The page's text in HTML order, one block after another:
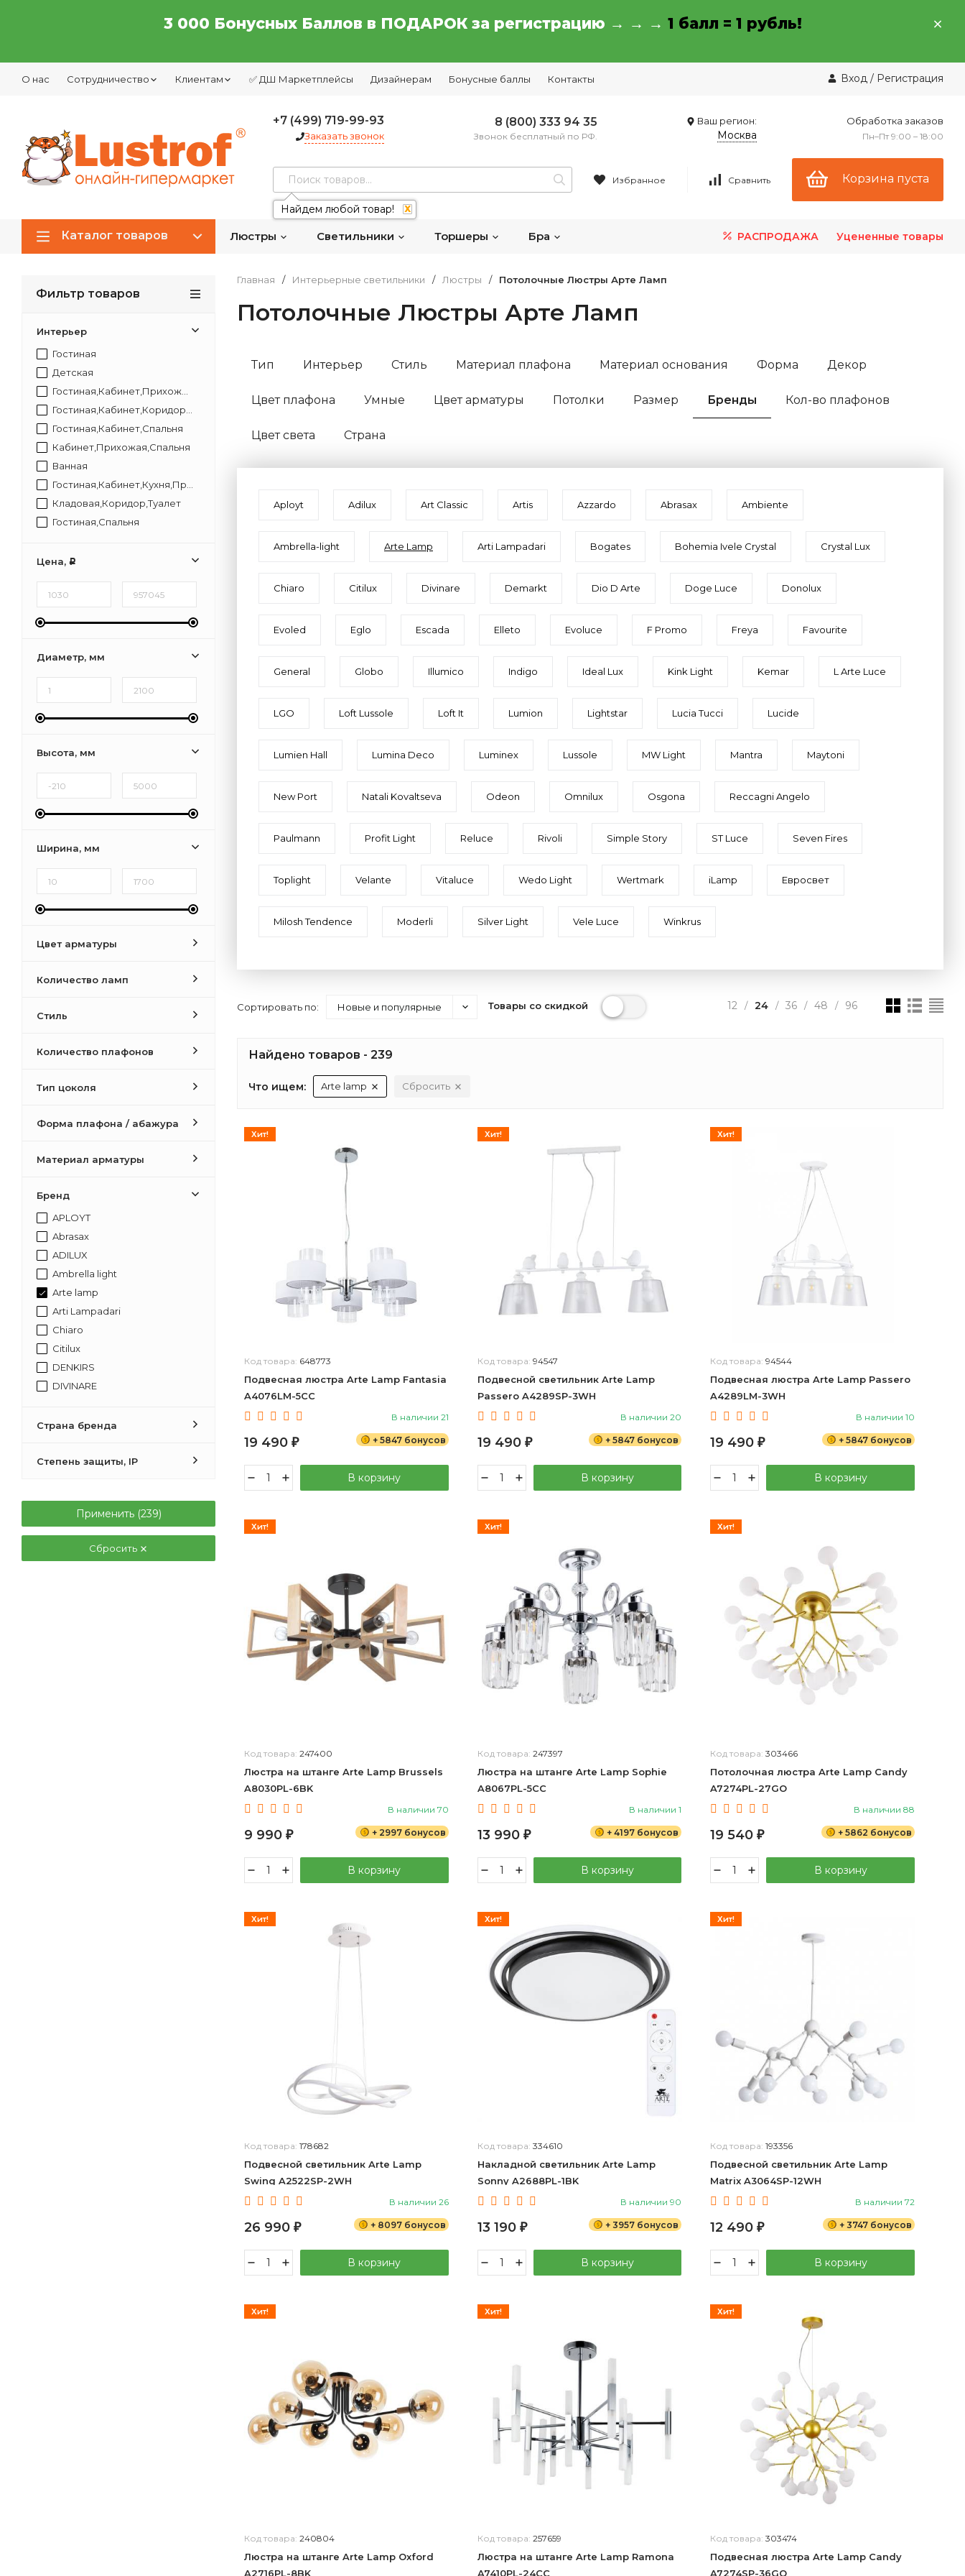
3 000 Бонусных Баллов в ПОДАРОК за регистрацию → → → 1 балл = 1 рубль!
О нас Сотрудничество Клиентам ✅ ДШ Маркетплейсы Дизайнерам Бонусные баллы Контакты Вход / Регистрация
+7 (499) 719-99-93
Заказать звонок
8 (800) 333 94 35
Звонок бесплатный по РФ.
Ваш регион:
Москва
Обработка заказов
Пн–Пт 9:00 – 18:00
Найдем любой товар! X
Избранное Сравнить Корзина пуста
Каталог товаров Люстры Светильники Торшеры Бра РАСПРОДАЖА Уцененные товары
Фильтр товаров
Интерьер
Гостиная
Детская
Гостиная,Кабинет,Прихожая,Спальня
Гостиная,Кабинет,Коридор,Прихожая,Спальня
Гостиная,Кабинет,Спальня
Кабинет,Прихожая,Спальня
Ванная
Гостиная,Кабинет,Кухня,Прихожая,Спальня
Кладовая,Коридор,Туалет
Гостиная,Спальня
Гостиная,Кухня,Кабинет,Прихожая,Спальня
Кухня,Соловая
Цена, Р
Диаметр, мм
Высота, мм
Ширина, мм
Цвет арматуры
Количество ламп
Стиль
Количество плафонов
Тип цоколя
Форма плафона / абажура
Материал арматуры
Бренд
APLOYT
Abrasax
ADILUX
Ambrella light
Arte lamp
Arti Lampadari
Chiaro
Citilux
DENKIRS
DIVINARE
Doge Luce
Escada
FREYA
Favourite
ILLUMICO
Страна бренда
Степень защиты, IP
Применить (239)
Сбросить
Главная / Интерьерные светильники / Люстры / Потолочные Люстры Арте Ламп
Потолочные Люстры Арте Ламп
Тип Интерьер Стиль Материал плафона Материал основания Форма Декор
Цвет плафона Умные Цвет арматуры Потолки Размер Бренды Кол-во плафонов
Цвет света Страна
Aployt Adilux Art Classic Artis Azzardo Abrasax Ambiente
Ambrella-light Arte Lamp Arti Lampadari Bogates Bohemia Ivele Crystal Crystal Lux
Chiaro Citilux Divinare Demarkt Dio D Arte Doge Luce Donolux
Evoled Eglo Escada Elleto Evoluce F Promo Freya Favourite
General Globo Illumico Indigo Ideal Lux Kink Light Kemar L Arte Luce
LGO Loft Lussole Loft It Lumion Lightstar Lucia Tucci Lucide
Lumien Hall Lumina Deco Luminex Lussole MW Light Mantra Maytoni
New Port Natali Kovaltseva Odeon Omnilux Osgona Reccagni Angelo
Paulmann Profit Light Reluce Rivoli Simple Story ST Luce Seven Fires
Toplight Velante Vitaluce Wedo Light Wertmark iLamp Евросвет
Milosh Tendence Moderli Silver Light Vele Luce Winkrus
Сортировать по: Новые и популярные Товары со скидкой 12 / 24 / 36 / 48 / 96
Найдено товаров - 239
Что ищем: Arte lamp Сбросить
Хит!
Код товара: 648773
Подвесная люстра Arte Lamp Fantasia
A4076LM-5CC
В наличии 21
19 490 ₽ + 5847 бонусов
В корзину
Хит!
Код товара: 94547
Подвесной светильник Arte Lamp
Passero A4289SP-3WH
В наличии 20
19 490 ₽ + 5847 бонусов
В корзину
Хит!
Код товара:94544
Подвесная люстра Arte Lamp Passero
A4289LM-3WH
В наличии 10
19 490₽ + 5847 бонусов
В корзину
Хит!
Код товара: 247400
Люстра на штанге Arte Lamp Brussels
A8030PL-6BK
В наличии 70
9 990 ₽ + 2997 бонусов
В корзину
Хит!
Код товара: 247397
Люстра на штанге Arte Lamp Sophie
A8067PL-5CC
В наличии 1
13 990 ₽ + 4197 бонусов
В корзину
Хит!
Код товара:303466
Потолочная люстра Arte Lamp Candy
A7274PL-27GO
В наличии 88
19 540₽ + 5862 бонусов
В корзину
Хит!
Код товара: 178682
Подвесной светильник Arte Lamp
Swing A2522SP-2WH
В наличии 26
26 990 ₽ + 8097 бонусов
В корзину
Хит!
Код товара: 334610
Накладной светильник Arte Lamp
Sonny A2688PL-1BK
В наличии 90
13 190 ₽ + 3957 бонусов
В корзину
Хит!
Код товара:193356
Подвесной светильник Arte Lamp
Matrix A3064SP-12WH
В наличии 72
12 490₽ + 3747 бонусов
В корзину
Хит!
Код товара: 240804
Люстра на штанге Arte Lamp Oxford
A2716PL-8BK
Хит!
Код товара: 257659
Люстра на штанге Arte Lamp Ramona
A7410PL-24CC
Хит!
Код товара:303474
Подвесная люстра Arte Lamp Candy
A7274SP-36GO